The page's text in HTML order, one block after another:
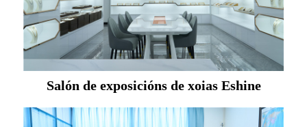
Salón de exposicións de xoias Eshine